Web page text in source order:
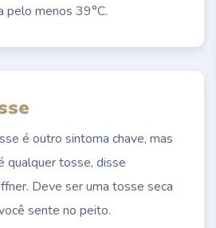
pelo menos 39°C.
é outro sintoma chave, mas
qualquer tosse, disse
Deve ser uma tosse seca
sente no peito.